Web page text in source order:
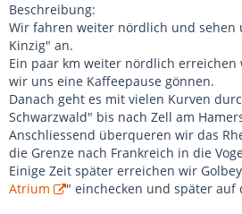
Beschreibung:
Wir fahren weiter nördlich und sehen
Kinzig" an.
Ein paar km weiter nördlich
wir uns eine Kaffeepause gönnen.
Danach geht es mit vielen Kurven
Schwarzwald" bis nach Zell am
Anschliessend überqueren wir das
die Grenze nach Frankreich in die
Einige Zeit später erreichen wir
Atrium
" einchecken und später auf